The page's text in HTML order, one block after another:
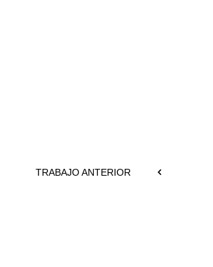
TRABAJO ANTERIOR